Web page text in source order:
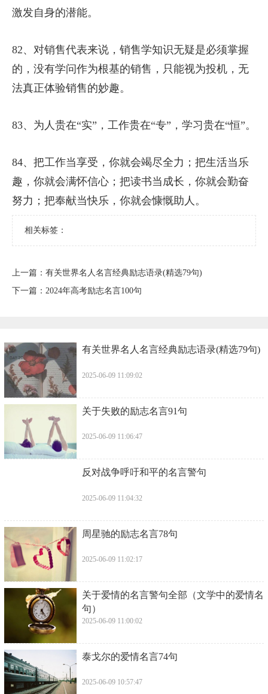
激发自身的潜能。
82、对销售代表来说，销售学知识无疑是必须掌握
的，没有学问作为根基的销售，只能视为投机，无
法真正体验销售的妙趣。
83、为人贵在“实”，工作贵在“专”，学习贵在“恒”。
84、把工作当享受，你就会竭尽全力；把生活当乐
趣，你就会满怀信心；把读书当成长，你就会勤奋
努力；把奉献当快乐，你就会慷慨助人。
相关标签：
上一篇： ​有关世界名人名言经典励志语录(精选79句)
下一篇： ​2024年高考励志名言100句
​有关世界名人名言经典励志语录(精选79句)
2025-06-09 11:09:02
​关于失败的励志名言91句
2025-06-09 11:06:47
​反对战争呼吁和平的名言警句
2025-06-09 11:04:32
​周星驰的励志名言78句
2025-06-09 11:02:17
​关于爱情的名言警句全部（文学中的爱情名
句）
2025-06-09 11:00:02
​泰戈尔的爱情名言74句
2025-06-09 10:57:47